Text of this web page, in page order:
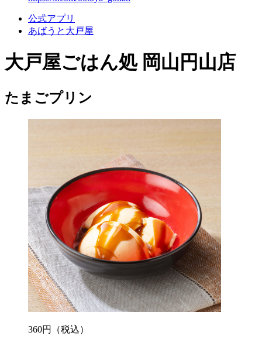
公式アプリ
あばうと大戸屋
大戸屋ごはん処 岡山円山店
たまごプリン
360円 （税込）